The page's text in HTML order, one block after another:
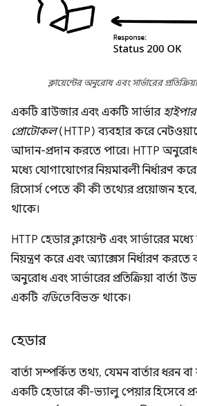
ক্লায়েন্টের অনুরোধ এবং সার্ভারের
একটি ব্রাউজার এবং একটি সার্ভার
প্রোটোকল(HTTP) ব্যবহার করে
আদান-প্রদান করতে পারে। HTTP
মধ্যে যোগাযোগের নিয়মাবলী নির্ধারণ
রিসোর্স পেতে কী কী তথ্যের প্রয়োজন
থাকে।
HTTP হেডার ক্লায়েন্ট এবং সার্ভারের
নিয়ন্ত্রণ করে এবং অ্যাক্সেস নির্ধারণ
অনুরোধ এবং সার্ভারের প্রতিক্রিয়া বার্তা
একটি বডিতেবিভক্ত থাকে।
হেডার
বার্তা সম্পর্কিত তথ্য, যেমন বার্তার ধরন
একটি হেডারে কী-ভ্যালু পেয়ার হিসেবে